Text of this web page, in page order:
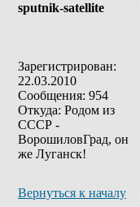
sputnik-satellite
Зарегистрирован:
22.03.2010
Сообщения: 954
Откуда: Родом из
СССР -
ВорошиловГрад, он
же Луганск!
Вернуться к началу